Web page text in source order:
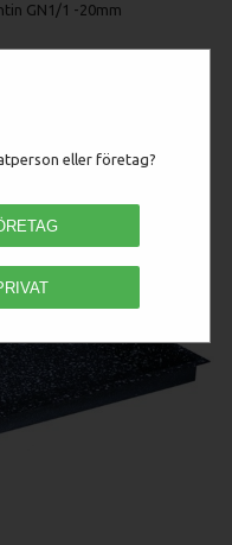
eller företag?
GN1/1 -20mm